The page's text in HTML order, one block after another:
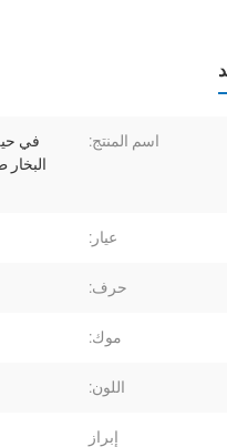
اسم المنتج:
في
عيار:
حرف:
موك:
اللون:
إبراز